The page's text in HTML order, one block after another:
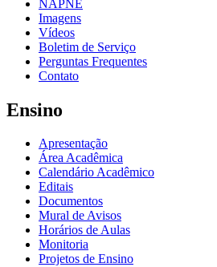
NAPNE
Imagens
Vídeos
Boletim de Serviço
Perguntas Frequentes
Contato
Ensino
Apresentação
Área Acadêmica
Calendário Acadêmico
Editais
Documentos
Mural de Avisos
Horários de Aulas
Monitoria
Projetos de Ensino